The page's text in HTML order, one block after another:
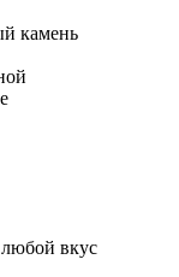
камень
вкус